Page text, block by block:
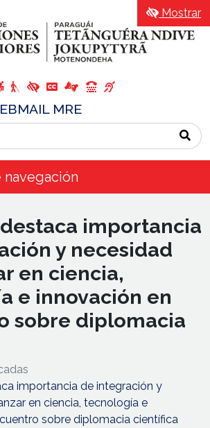
MRE
Mostrar
importancia
y necesidad
en ciencia,
e innovación en
sobre diplomacia
importancia de integración y
en ciencia, tecnología e
sobre diplomacia científica